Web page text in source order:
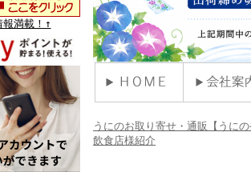
報満載！↑
うにのお取り寄せ・通販【うに
飲食店様紹介